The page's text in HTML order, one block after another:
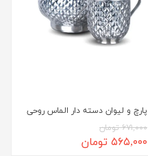
پارچ و لیوان دسته دار الماس روحی
۶۷۱,۰۰۰ تومان
۵۶۵,۰۰۰ تومان